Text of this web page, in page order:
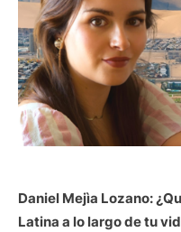
Daniel Mejìa Lozano:
Latina a lo largo de tu